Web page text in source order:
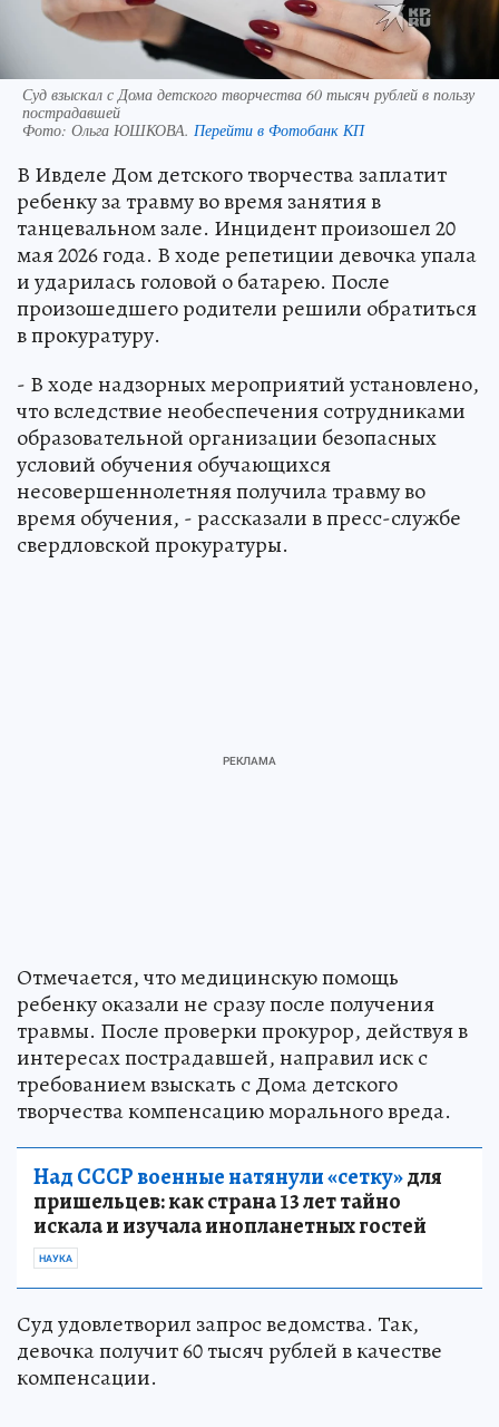
Суд взыскал с Дома детского творчества 60 тысяч рублей в пользу
пострадавшей
Фото: Ольга ЮШКОВА. Перейти в Фотобанк КП
В Ивделе Дом детского творчества заплатит
ребенку за травму во время занятия в
танцевальном зале. Инцидент произошел 20
мая 2026 года. В ходе репетиции девочка упала
и ударилась головой о батарею. После
произошедшего родители решили обратиться
в прокуратуру.
- В ходе надзорных мероприятий установлено,
что вследствие необеспечения сотрудниками
образовательной организации безопасных
условий обучения обучающихся
несовершеннолетняя получила травму во
время обучения, - рассказали в пресс-службе
свердловской прокуратуры.
Отмечается, что медицинскую помощь
ребенку оказали не сразу после получения
травмы. После проверки прокурор, действуя в
интересах пострадавшей, направил иск с
требованием взыскать с Дома детского
творчества компенсацию морального вреда.
Над СССР военные натянули «сетку»для
пришельцев: как страна 13 лет тайно
искала и изучала инопланетных гостей
НАУКА
Суд удовлетворил запрос ведомства. Так,
девочка получит 60 тысяч рублей в качестве
компенсации.